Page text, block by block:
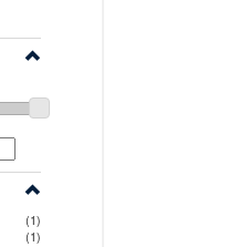
(1)
(1)